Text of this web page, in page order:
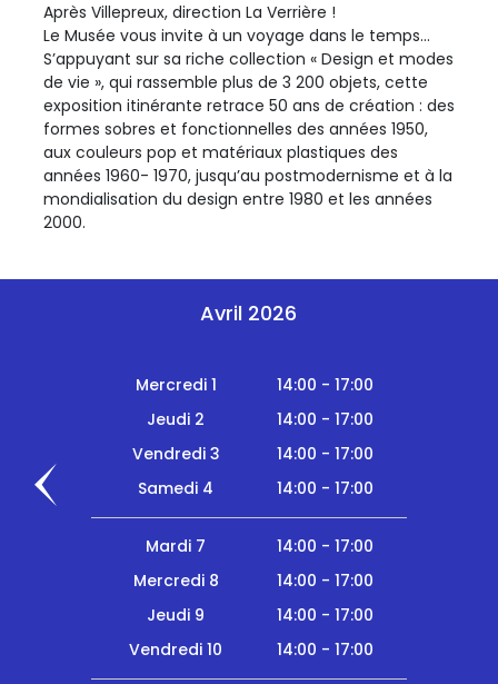
Après Villepreux, direction La Verrière !
Le Musée vous invite à un voyage dans le temps...
S’appuyant sur sa riche collection « Design et modes
de vie », qui rassemble plus de 3 200 objets, cette
exposition itinérante retrace 50 ans de création : des
formes sobres et fonctionnelles des années 1950,
aux couleurs pop et matériaux plastiques des
années 1960- 1970, jusqu’au postmodernisme et à la
mondialisation du design entre 1980 et les années
2000.
Avril 2026
Mercredi 1
14:00 - 17:00
Jeudi 2
14:00 - 17:00
Vendredi 3
14:00 - 17:00
Samedi 4
14:00 - 17:00
Mardi 7
14:00 - 17:00
Mercredi 8
14:00 - 17:00
Jeudi 9
14:00 - 17:00
Vendredi 10
14:00 - 17:00